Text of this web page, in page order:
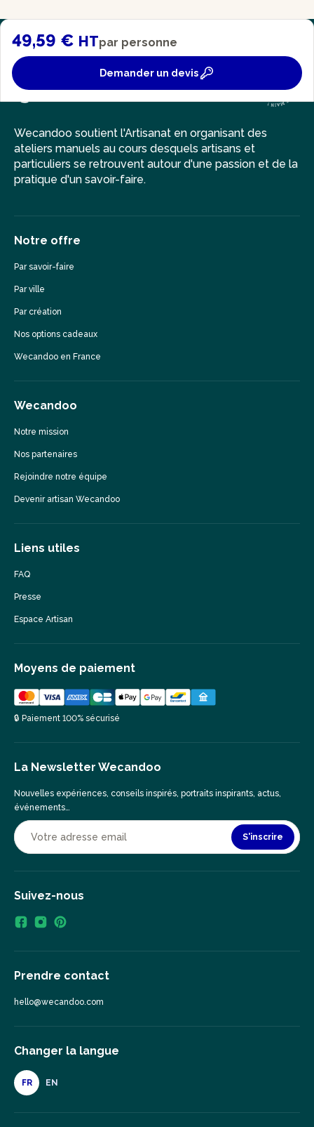
49,59 € HTpar personne
Demander un devis
Wecandoo soutient l'Artisanat en organisant des
ateliers manuels au cours desquels artisans et
particuliers se retrouvent autour d'une passion et de la
pratique d'un savoir-faire.
Notre offre
Par savoir-faire
Par ville
Par création
Nos options cadeaux
Wecandoo en France
Wecandoo
Notre mission
Nos partenaires
Rejoindre notre équipe
Devenir artisan Wecandoo
Liens utiles
FAQ
Presse
Espace Artisan
Moyens de paiement
🔒 Paiement 100% sécurisé
La Newsletter Wecandoo
Nouvelles expériences, conseils inspirés, portraits inspirants, actus,
événements…
S'inscrire
Suivez-nous
Prendre contact
hello@wecandoo.com
Changer la langue
FR EN